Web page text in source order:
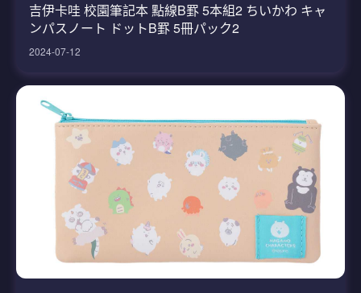
吉伊卡哇 校園筆記本 點線B罫 5本組2 ちいかわ キャ
ンパスノート ドットB罫 5冊パック2
2024-07-12